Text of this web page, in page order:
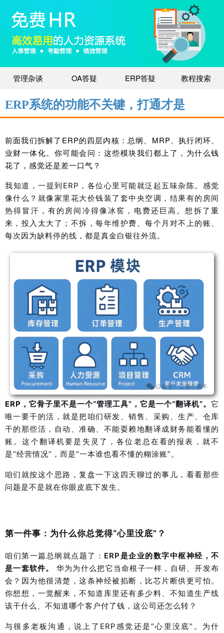
管理杂谈 OA答疑 ERP答疑 教程搜索
ERP系统的功能不关键，打通才是
前面我们拆解了ERP的四层内核：总纲、 MRP、执行闭环、
业财一体化。你可能会问：这些模块我们都上了，为什么钱
花了，感觉还是差一口气？
我知道，一提到ERP，各位心里可能就泛起五味杂陈。感觉
像什么？就像家里花大价钱装了套中央空调，结果有的房间
热得冒汗，有的房间冷得像冰窖，电费还巨高。想拆了重
来，投入太大了；不拆，每年维护费、每个月对不上的账、
每次因为缺料停的线，都是真金白银往外流。
ERP，它骨子里不是一个“管理工具”，它是一个“翻译机”。 它
唯一要干的活，就是把咱们研发、销售、采购、生产、仓库
干的那些活，自动、准确、不能耍赖地翻译成财务能看懂的
账。这个翻译机要是失灵了，各位老总在看的报表，就不
是“经营情况”，而是“一本谁也看不懂的糊涂账”。
咱们就按这个思路，复盘一下这四天聊过的事儿，看看那些
问题是不是就在你眼皮底下发生。
第一件事：为什么你总觉得“心里没底”？
咱们第一篇总纲就点题了： ERP是企业的数字中枢神经，不
是一套软件。
华为为什么把它当命根子一样，自研、开发布
会？因为他很清楚，这条神经被掐断，比芯片断供更可怕。
你想想，一觉醒来，不知道库里还有多少料、不知道生产线
该干什么、不知道哪个客户付了钱，这公司还怎么转？
与很多老板沟通，说上了ERP感觉还是“心里没底”。为什